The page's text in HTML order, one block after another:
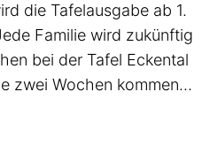
die Tafelausgabe ab 1.
Familie wird zukünftig
bei der Tafel Eckental
zwei Wochen kommen…